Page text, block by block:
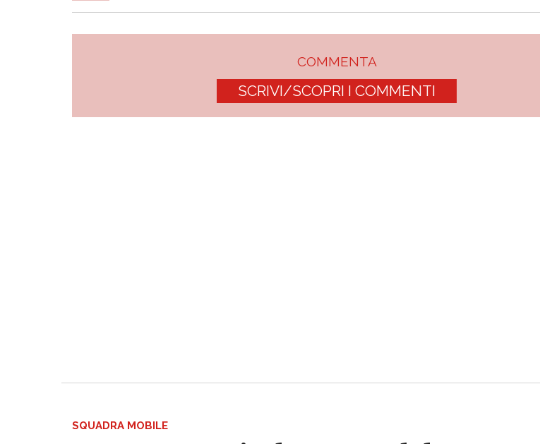
COMMENTA
SCRIVI/SCOPRI I COMMENTI
SQUADRA MOBILE